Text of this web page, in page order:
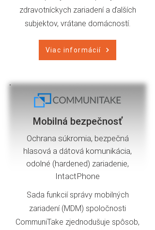
zdravotníckych zariadení a ďalších
subjektov, vrátane domácností.
Viac informácií
Mobilná bezpečnosť
Ochrana súkromia, bezpečná
hlasová a dátová komunikácia,
odolné (hardened) zariadenie,
IntactPhone
Sada funkcií správy mobilných
zariadení (MDM) spoločnosti
CommuniTake zjednodušuje spôsob,